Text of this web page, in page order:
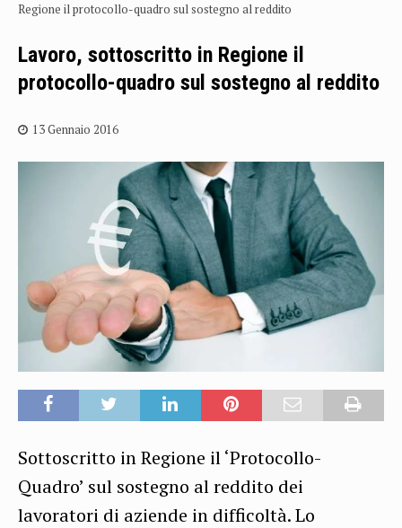
Regione il protocollo-quadro sul sostegno al reddito
Lavoro, sottoscritto in Regione il
protocollo-quadro sul sostegno al reddito
13 Gennaio 2016
Sottoscritto in Regione il ‘Protocollo-
Quadro’ sul sostegno al reddito dei
lavoratori di aziende in difficoltà. Lo